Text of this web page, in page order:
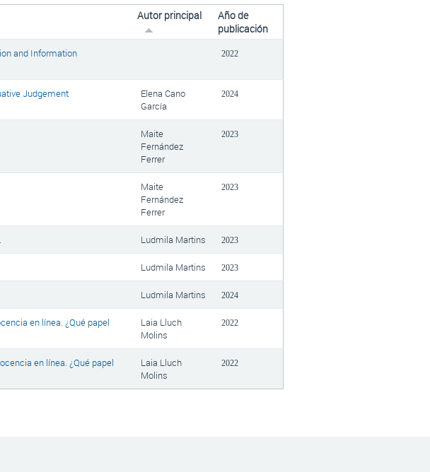
Autor principal
Año de
publicación
and Information
2022
Judgement
Elena Cano
García
2024
Maite
Fernández
Ferrer
2023
Maite
Fernández
Ferrer
2023
Ludmila Martins 2023
Ludmila Martins 2023
Ludmila Martins 2024
en línea. ¿Qué papel
Laia Lluch
Molins
2022
en línea. ¿Qué papel
Laia Lluch
Molins
2022